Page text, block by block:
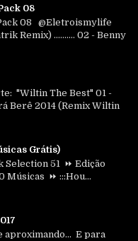
08
08 @Eletroismylife
Remix) .......... 02 - Benny
"Wiltin The Best" 01 -
Berê 2014 (Remix Wiltin
Grátis)
Selection 51 ⏩ Edição
Músicas ⏩ :::Hou...
aproximando... E para